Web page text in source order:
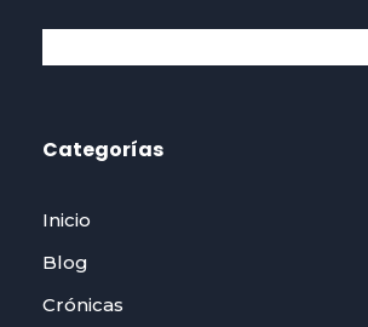
Categorías
Inicio
Blog
Crónicas